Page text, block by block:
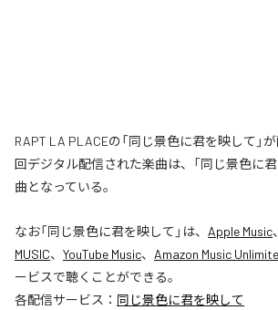
RAPT LA PLACEの「同じ景色に君を映して」
回デジタル配信された楽曲は、「同じ景色に君
曲となっている。
なお「同じ景色に君を映して 」は、 Apple Music、
MUSIC、 YouTube Music、 Amazon Music
ービスで聴くことができる。
各配信サービス： 同じ景色に君を映して